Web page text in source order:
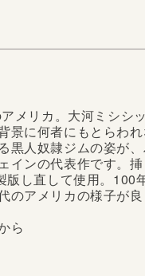
メリカ。大河ミシシ
景に何者にもとらわ
黒人奴隷ジムの姿が
インの代表作です。
し直して使用。100
のアメリカの様子が良
ら